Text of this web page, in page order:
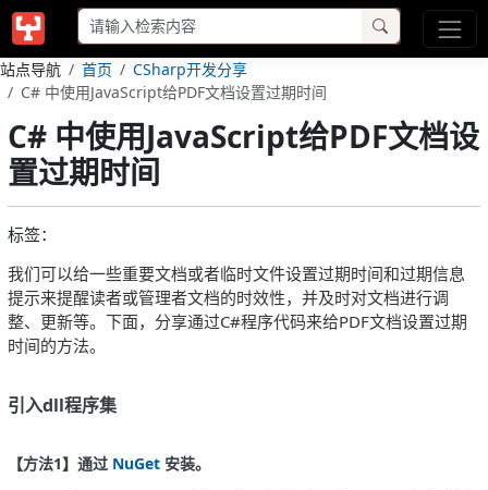
站点导航 首页
CSharp开发分享
C# 中使用JavaScript给PDF文档设置过期时间
C# 中使用JavaScript给PDF文档设
置过期时间
标签：
我们可以给一些重要文档或者临时文件设置过期时间和过期信息
提示来提醒读者或管理者文档的时效性，并及时对文档进行调
整、更新等。下面，分享通过C#程序代码来给PDF文档设置过期
时间的方法。
引入dll程序集
【方法1】通过 NuGet 安装。